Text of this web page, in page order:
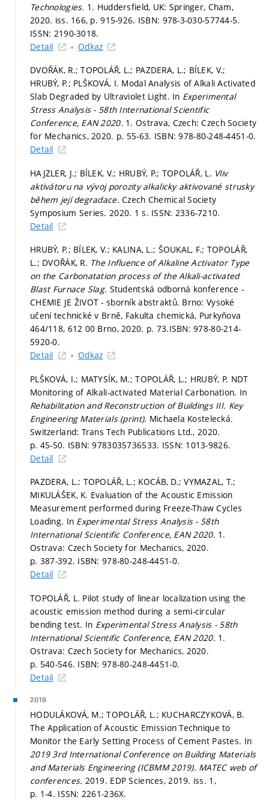
Technologies. 1. Huddersfield, UK: Springer, Cham,
2020. iss. 166, p. 915-926. ISBN: 978-3-030-57744-5.
ISSN: 2190-3018.
Detail
Odkaz
DVOŘÁK, R.; TOPOLÁŘ, L.; PAZDERA, L.; BÍLEK, V.;
HRUBÝ, P.; PLŠKOVÁ, I. Modal Analysis of Alkali Activated
Slab Degraded by Ultraviolet Light. In Experimental
Stress Analysis - 58th International Scientific
Conference, EAN 2020. 1. Ostrava, Czech: Czech Society
for Mechanics, 2020. p. 55-63. ISBN: 978-80-248-4451-0.
Detail
HAJZLER, J.; BÍLEK, V.; HRUBÝ, P.; TOPOLÁŘ, L. Vliv
aktivátoru na vývoj porozity alkalicky aktivované strusky
během její degradace.Czech Chemical Society
Symposium Series. 2020. 1 s. ISSN: 2336-7210.
Detail
HRUBÝ, P.; BÍLEK, V.; KALINA, L.; ŠOUKAL, F.; TOPOLÁŘ,
L.; DVOŘÁK, R. The Influence of Alkaline Activator Type
on the Carbonatation process of the Alkali-activated
Blast Furnace Slag. Studentská odborná konference -
CHEMIE JE ŽIVOT - sborník abstraktů. Brno: Vysoké
učení technické v Brně, Fakulta chemická, Purkyňova
464/118, 612 00 Brno, 2020. p. 73.ISBN: 978-80-214-
5920-0.
Detail
Odkaz
PLŠKOVÁ, I.; MATYSÍK, M.; TOPOLÁŘ, L.; HRUBÝ, P. NDT
Monitoring of Alkali-activated Material Carbonation. In
Rehabilitation and Reconstruction of Buildings III. Key
Engineering Materials (print). Michaela Kostelecká.
Switzerland: Trans Tech Publications Ltd., 2020.
p. 45-50. ISBN: 9783035736533. ISSN: 1013-9826.
Detail
PAZDERA, L.; TOPOLÁŘ, L.; KOCÁB, D.; VYMAZAL, T.;
MIKULÁŠEK, K. Evaluation of the Acoustic Emission
Measurement performed during Freeze-Thaw Cycles
Loading. In Experimental Stress Analysis - 58th
International Scientific Conference, EAN 2020. 1.
Ostrava: Czech Society for Mechanics, 2020.
p. 387-392. ISBN: 978-80-248-4451-0.
Detail
TOPOLÁŘ, L. Pilot study of linear localization using the
acoustic emission method during a semi-circular
bending test. In Experimental Stress Analysis - 58th
International Scientific Conference, EAN 2020. 1.
Ostrava: Czech Society for Mechanics, 2020.
p. 540-546. ISBN: 978-80-248-4451-0.
Detail
2019
HODULÁKOVÁ, M.; TOPOLÁŘ, L.; KUCHARCZYKOVÁ, B.
The Application of Acoustic Emission Technique to
Monitor the Early Setting Process of Cement Pastes. In
2019 3rd International Conference on Building Materials
and Materials Engineering (ICBMM 2019). MATEC web of
conferences. 2019. EDP Sciences, 2019. iss. 1,
p. 1-4. ISSN: 2261-236X.